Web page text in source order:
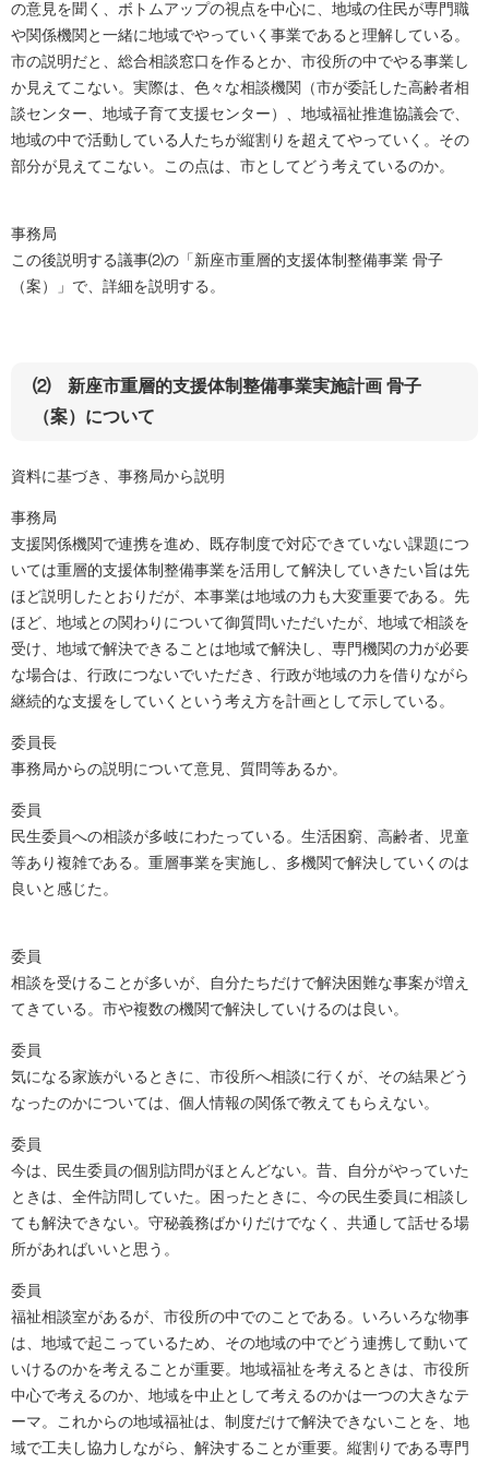
の意見を聞く、ボトムアップの視点を中心に、地域の住民が専門職
や関係機関と一緒に地域でやっていく事業であると理解している。
市の説明だと、総合相談窓口を作るとか、市役所の中でやる事業し
か見えてこない。実際は、色々な相談機関（市が委託した高齢者相
談センター、地域子育て支援センター）、地域福祉推進協議会で、
地域の中で活動している人たちが縦割りを超えてやっていく。その
部分が見えてこない。この点は、市としてどう考えているのか。
事務局
この後説明する議事⑵の「新座市重層的支援体制整備事業 骨子
（案）」で、詳細を説明する。
⑵ 新座市重層的支援体制整備事業実施計画 骨子
（案）について
資料に基づき、事務局から説明
事務局
支援関係機関で連携を進め、既存制度で対応できていない課題につ
いては重層的支援体制整備事業を活用して解決していきたい旨は先
ほど説明したとおりだが、本事業は地域の力も大変重要である。先
ほど、地域との関わりについて御質問いただいたが、地域で相談を
受け、地域で解決できることは地域で解決し、専門機関の力が必要
な場合は、行政につないでいただき、行政が地域の力を借りながら
継続的な支援をしていくという考え方を計画として示している。
委員長
事務局からの説明について意見、質問等あるか。
委員
民生委員への相談が多岐にわたっている。生活困窮、高齢者、児童
等あり複雑である。重層事業を実施し、多機関で解決していくのは
良いと感じた。
委員
相談を受けることが多いが、自分たちだけで解決困難な事案が増え
てきている。市や複数の機関で解決していけるのは良い。
委員
気になる家族がいるときに、市役所へ相談に行くが、その結果どう
なったのかについては、個人情報の関係で教えてもらえない。
委員
今は、民生委員の個別訪問がほとんどない。昔、自分がやっていた
ときは、全件訪問していた。困ったときに、今の民生委員に相談し
ても解決できない。守秘義務ばかりだけでなく、共通して話せる場
所があればいいと思う。
委員
福祉相談室があるが、市役所の中でのことである。いろいろな物事
は、地域で起こっているため、その地域の中でどう連携して動いて
いけるのかを考えることが重要。地域福祉を考えるときは、市役所
中心で考えるのか、地域を中止として考えるのかは一つの大きなテ
ーマ。これからの地域福祉は、制度だけで解決できないことを、地
域で工夫し協力しながら、解決することが重要。縦割りである専門